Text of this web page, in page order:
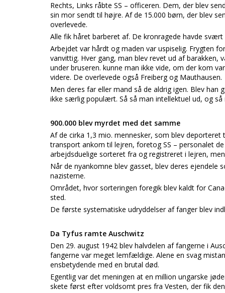
Rechts, Links råbte SS – officeren. Dem, der blev
sin mor sendt til højre. Af de 15.000 børn, der blev
overlevede.
Alle fik håret barberet af. De kronragede havde
Arbejdet var hårdt og maden var uspiselig. Frygten
vanvittig. Hver gang, man blev revet ud af
under bruseren. kunne man ikke vide, om der kom
videre. De overlevede også Freiberg og Mauthausen.
Men deres far eller mand så de aldrig igen. Blev
ikke særlig populært. Så så man intellektuel ud, og
900.000 blev myrdet med det samme
Af de cirka 1,3 mio. mennesker, som blev
transport ankom til lejren, foretog SS – personalet
arbejdsduelige sorteret fra og registreret i lejren,
Når de nyankomne blev gasset, blev deres
nazisterne.
Området, hvor sorteringen foregik blev kaldt for
sted.
De første systematiske udryddelser af fanger blev
Da Tyfus ramte Auschwitz
Den 29. august 1942 blev halvdelen af fangerne i
fangerne var meget lemfældige. Alene en svag
ensbetydende med en brutal død.
Egentlig var det meningen at en million ungarske
skete først efter voldsomt pres fra Vesten, der fik